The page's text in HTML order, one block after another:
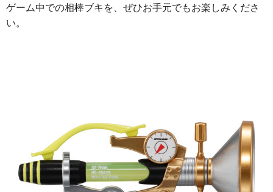
ゲーム中での相棒ブキを、ぜひお手元でもお楽しみくださ
い。